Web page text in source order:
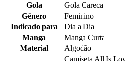
Gola
Gola Careca
Gênero
Feminino
Indicado para
Dia a Dia
Manga
Manga Curta
Material
Algodão
Camiseta All Is